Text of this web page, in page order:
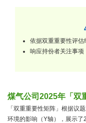
依据双重重要性评估
响应持份者关注事
煤气公司2025年「双
「双重重要性矩阵」根据议
环境的影响（Y轴），展示